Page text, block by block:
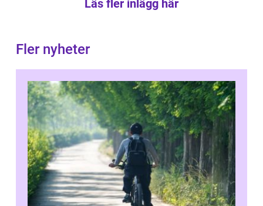
Läs fler inlägg här
Fler nyheter